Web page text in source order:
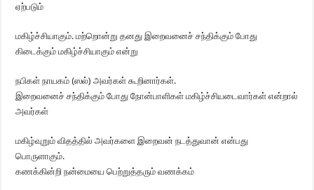
ஏற்படும்
மகிழ்ச்சியாகும். மற்றொன்று தனது இறைவனைச் சந்திக்கும் போது
கிடைக்கும் மகிழ்ச்சியாகும் என்று
நபிகள் நாயகம் (ஸல்) அவர்கள் கூறினார்கள்.
இறைவனைச் சந்திக்கும் போது நோன்பாளிகள் மகிழ்ச்சியடைவார்கள் என்றால்
அவர்கள்
மகிழ்வுறும் விதத்தில் அவர்களை இறைவன் நடத்துவான் என்பது
பொருளாகும்.
கணக்கின்றி நன்மையை பெற்றுத்தரும் வணக்கம்